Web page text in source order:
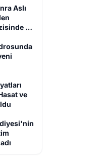
Aslı
Bir
ve